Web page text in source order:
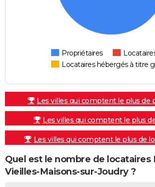
Propriétaires
Locataires hébergés à titre
Les villes qui comptent le plus de
Les villes qui comptent le plus
Les villes qui comptent le plus de
Quel est le nombre de locataires
Vieilles-Maisons-sur-Joudry ?